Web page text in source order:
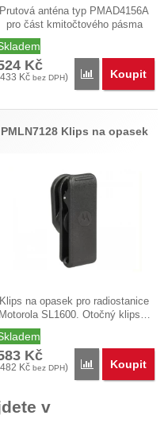
Prutová anténa typ PMAD4156A
pro část kmitočtového pásma
Kč
433 Kč bez DPH) Porovnat
Koupit
PMLN7128 Klips na opasek
Klips na opasek pro radiostanice
Motorola SL1600. Otočný klips…
Kč
482 Kč bez DPH) Porovnat
Koupit
v